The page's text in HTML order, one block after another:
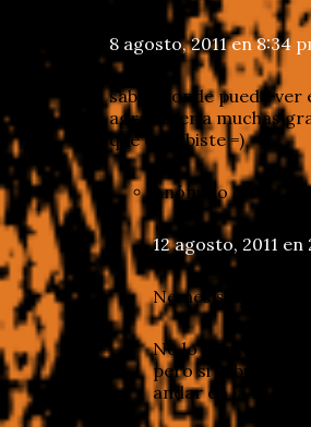
8 agosto, 2011 en 8:34
sabes donde puedo ver
agradeceria muchas
que escribiste =)
Anónimo dice
12 agosto, 2011 en
Nemesis, qué
No lo siento, no
pero si le buscas
andar en la red.